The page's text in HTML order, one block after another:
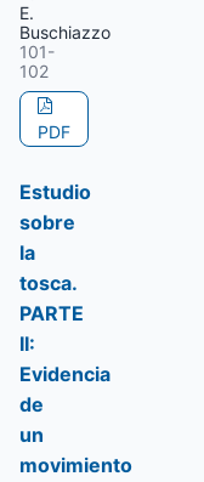
E.
Buschiazzo
101-
102
PDF
Estudio
sobre
la
tosca.
PARTE
II:
Evidencia
de
un
movimiento